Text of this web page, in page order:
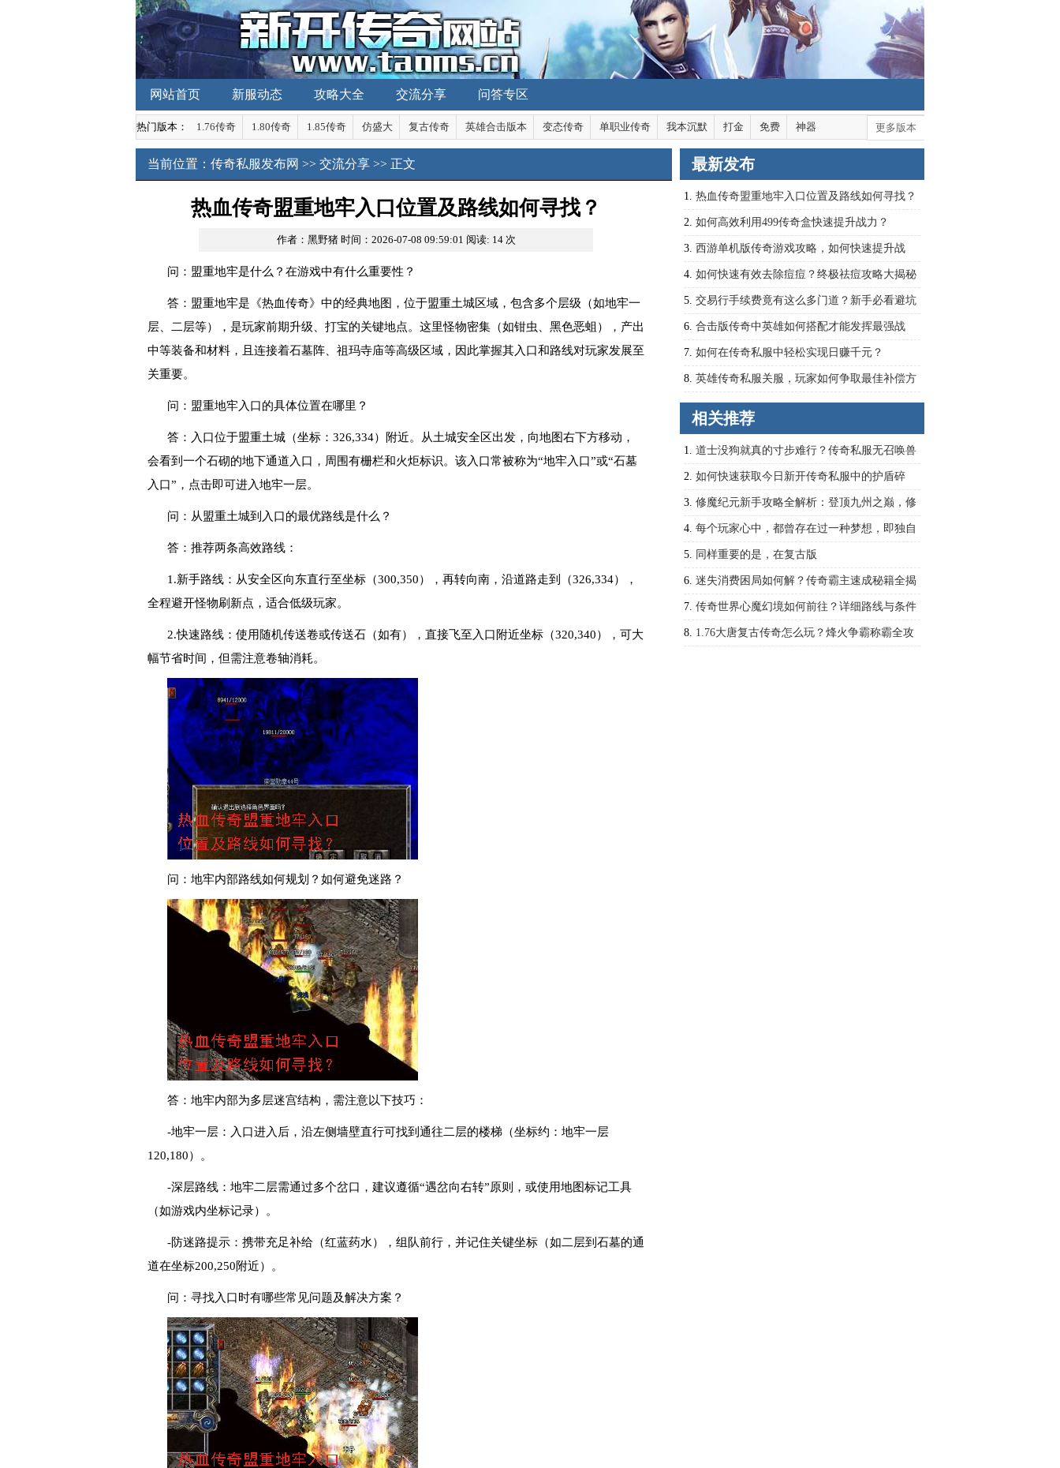
网站首页 新服动态 攻略大全 交流分享 问答专区
热门版本： 1.76传奇 1.80传奇 1.85传奇 仿盛大 复古传奇 英雄合击版本 变态传奇 单职业传奇 我本沉默 打金 免费 神器 更多版本
当前位置： 传奇私服发布网 >> 交流分享 >> 正文
热血传奇盟重地牢入口位置及路线如何寻找？
作者：黑野猪 时间：2026-07-08 09:59:01 阅读: 14次
问：盟重地牢是什么？在游戏中有什么重要性？
答：盟重地牢是《热血传奇》中的经典地图，位于盟重土城区域，包含多个层级（如地牢一
层、二层等），是玩家前期升级、打宝的关键地点。这里怪物密集（如钳虫、黑色恶蛆），产出
中等装备和材料，且连接着石墓阵、祖玛寺庙等高级区域，因此掌握其入口和路线对玩家发展至
关重要。
问：盟重地牢入口的具体位置在哪里？
答：入口位于盟重土城（坐标：326,334）附近。从土城安全区出发，向地图右下方移动，
会看到一个石砌的地下通道入口，周围有栅栏和火炬标识。该入口常被称为“地牢入口”或“石墓
入口”，点击即可进入地牢一层。
问：从盟重土城到入口的最优路线是什么？
答：推荐两条高效路线：
1.新手路线：从安全区向东直行至坐标（300,350），再转向南，沿道路走到（326,334），
全程避开怪物刷新点，适合低级玩家。
2.快速路线：使用随机传送卷或传送石（如有），直接飞至入口附近坐标（320,340），可大
幅节省时间，但需注意卷轴消耗。
问：地牢内部路线如何规划？如何避免迷路？
答：地牢内部为多层迷宫结构，需注意以下技巧：
-地牢一层：入口进入后，沿左侧墙壁直行可找到通往二层的楼梯（坐标约：地牢一层
120,180）。
-深层路线：地牢二层需通过多个岔口，建议遵循“遇岔向右转”原则，或使用地图标记工具
（如游戏内坐标记录）。
-防迷路提示：携带充足补给（红蓝药水），组队前行，并记住关键坐标（如二层到石墓的通
道在坐标200,250附近）。
问：寻找入口时有哪些常见问题及解决方案？
最新发布
1. 热血传奇盟重地牢入口位置及路线如何寻找？
2. 如何高效利用499传奇盒快速提升战力？
3. 西游单机版传奇游戏攻略，如何快速提升战
力？
4. 如何快速有效去除痘痘？终极祛痘攻略大揭秘
5. 交易行手续费竟有这么多门道？新手必看避坑
指南
6. 合击版传奇中英雄如何搭配才能发挥最强战
力？
7. 如何在传奇私服中轻松实现日赚千元？
8. 英雄传奇私服关服，玩家如何争取最佳补偿方
案？
相关推荐
1. 道士没狗就真的寸步难行？传奇私服无召唤兽
道士生存攻略大解析
2. 如何快速获取今日新开传奇私服中的护盾碎
片？
3. 修魔纪元新手攻略全解析：登顶九州之巅，修
炼秘法破千关
4. 每个玩家心中，都曾存在过一种梦想，即独自
探索传奇私服游戏中神秘的大陆，并创造属于自
己的不朽传奇。
5. 同样重要的是，在复古版
6. 迷失消费困局如何解？传奇霸主速成秘籍全揭
晓
7. 传奇世界心魔幻境如何前往？详细路线与条件
解析
8. 1.76大唐复古传奇怎么玩？烽火争霸称霸全攻